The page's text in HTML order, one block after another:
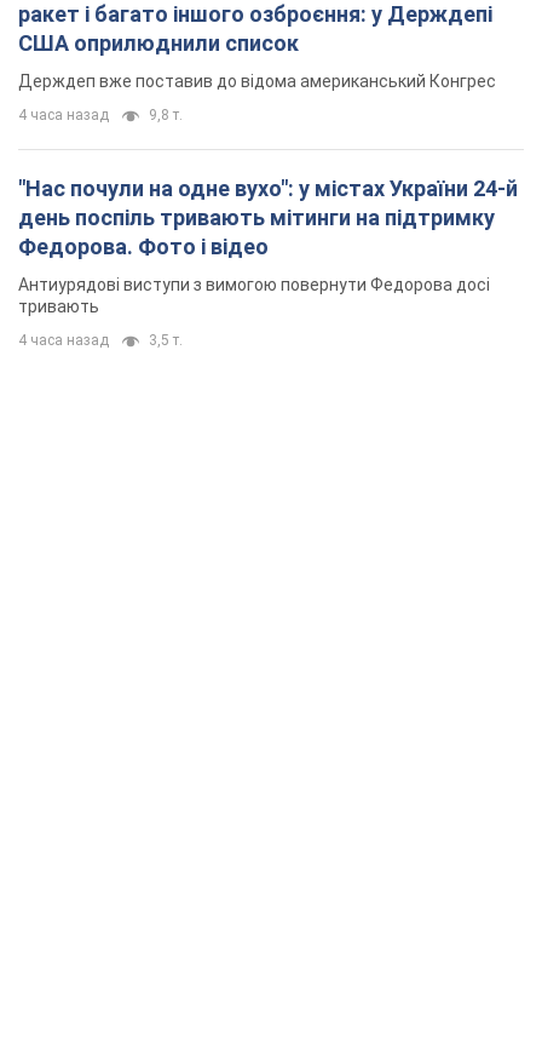
ракет і багато іншого озброєння: у Держдепі
США оприлюднили список
Держдеп вже поставив до відома американський Конгрес
4 часа назад 9,8 т.
"Нас почули на одне вухо": у містах України 24-й
день поспіль тривають мітинги на підтримку
Федорова. Фото і відео
Антиурядові виступи з вимогою повернути Федорова досі
тривають
4 часа назад 3,5 т.